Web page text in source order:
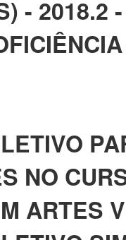
- 2018.2
NO
ARTES